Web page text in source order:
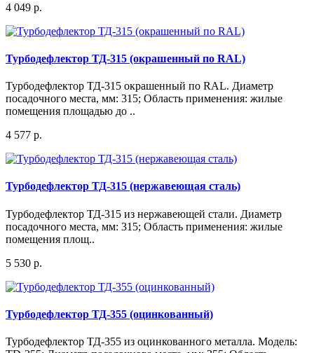
4 049 р.
Турбодефлектор ТД-315 (окрашенный по RAL)
Турбодефлектор ТД-315 окрашенный по RAL. Диаметр
посадочного места, мм: 315; Область применения: жилые
помещения площадью до ..
4 577 р.
Турбодефлектор ТД-315 (нержавеющая сталь)
Турбодефлектор ТД-315 из нержавеющей стали. Диаметр
посадочного места, мм: 315; Область применения: жилые
помещения площ..
5 530 р.
Турбодефлектор ТД-355 (оцинкованный)
Турбодефлектор ТД-355 из оцинкованного металла. Модель: